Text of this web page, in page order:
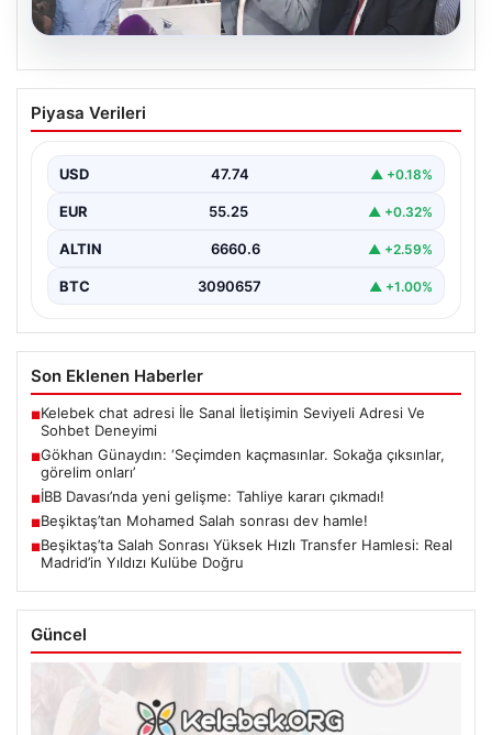
07.08.2026
Gökhan Günaydın: ‘Seçimden
kaçmasınlar. Sokağa çıksınlar, görelim
{"title": "Gökhan Günaydın: 'Seçimden kaçmasınlar.
Grup Başkanvekili…
Piyasa Verileri
USD 47.74 ▲ +0.18%
EUR 55.25 ▲ +0.32%
ALTIN 6660.6 ▲ +2.59%
BTC 3090657 ▲ +1.00%
Son Eklenen Haberler
■Kelebek chat adresi İle Sanal İletişimin Seviyeli Adresi Ve
Sohbet Deneyimi
■Gökhan Günaydın: ‘Seçimden kaçmasınlar. Sokağa çıksınlar,
görelim onları’
■İBB Davası’nda yeni gelişme: Tahliye kararı çıkmadı!
■Beşiktaş’tan Mohamed Salah sonrası dev hamle!
■Beşiktaş’ta Salah Sonrası Yüksek Hızlı Transfer Hamlesi: Real
Madrid’in Yıldızı Kulübe Doğru
Güncel